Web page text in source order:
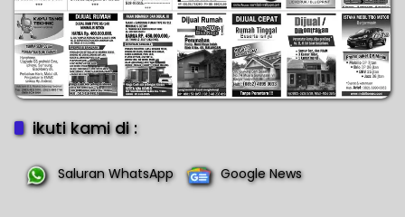
ikuti kami di :
Saluran WhatsApp Google News